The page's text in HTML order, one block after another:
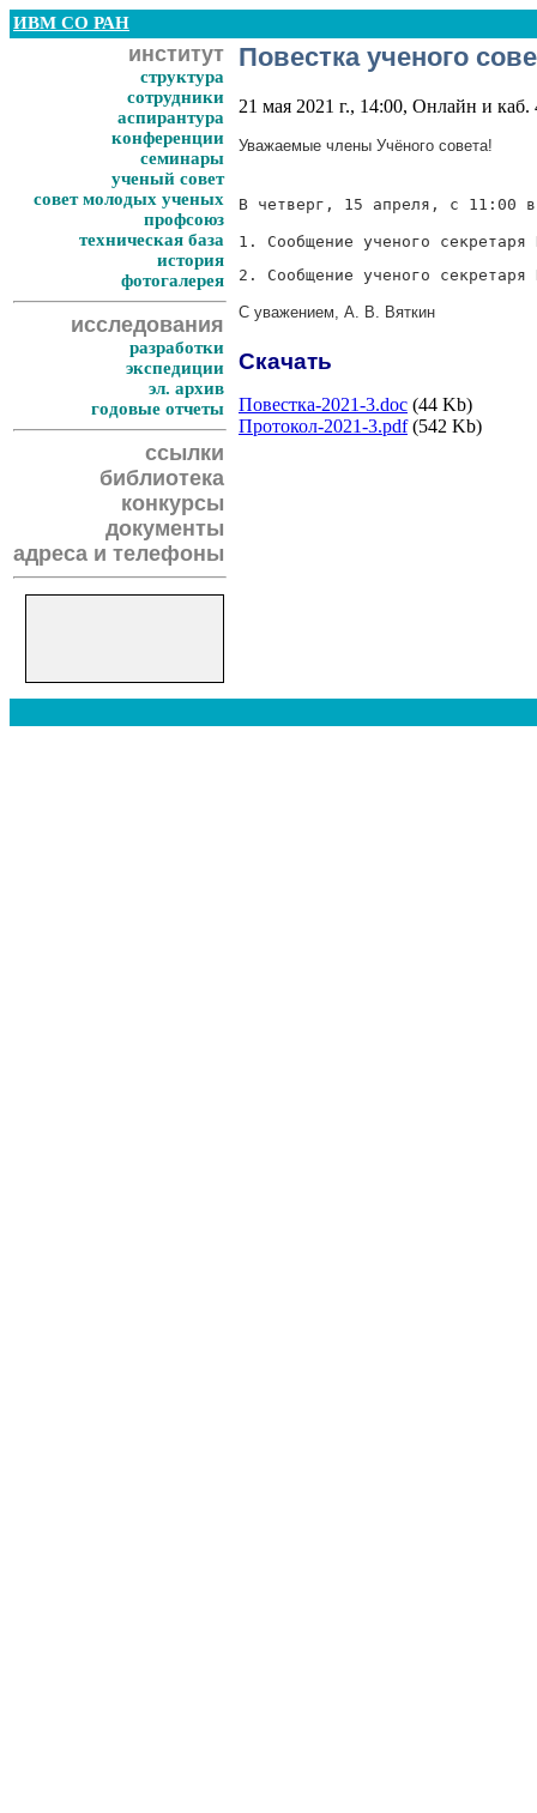
ИВМ СО РАН
институт
структура
сотрудники
аспирантура
конференции
семинары
ученый совет
совет молодых ученых
профсоюз
техническая база
история
фотогалерея
исследования
разработки
экспедиции
эл. архив
годовые отчеты
ссылки
библиотека
конкурсы
документы
адреса и телефоны
Повестка ученого
21 мая 2021 г., 14:00, Онлайн и каб.
Уважаемые члены Учёного совета!
В четверг, 15 апреля, с 11:00 в
1. Сообщение ученого
2. Сообщение ученого
С уважением, А. В. Вяткин
Скачать
Повестка-2021-3.doc (44 Kb)
Протокол-2021-3.pdf(542 Kb)